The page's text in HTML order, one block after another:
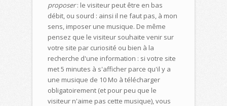
proposer: le visiteur peut être en bas
débit, ou sourd : ainsi il ne faut pas, à mon
sens, imposer une musique. De même
pensez que le visiteur souhaite venir sur
votre site par curiosité ou bien à la
recherche d'une information : si votre site
met 5 minutes à s'afficher parce qu'il y a
une musique de 10 Mo à télécharger
obligatoirement (et pour peu que le
visiteur n'aime pas cette musique), vous